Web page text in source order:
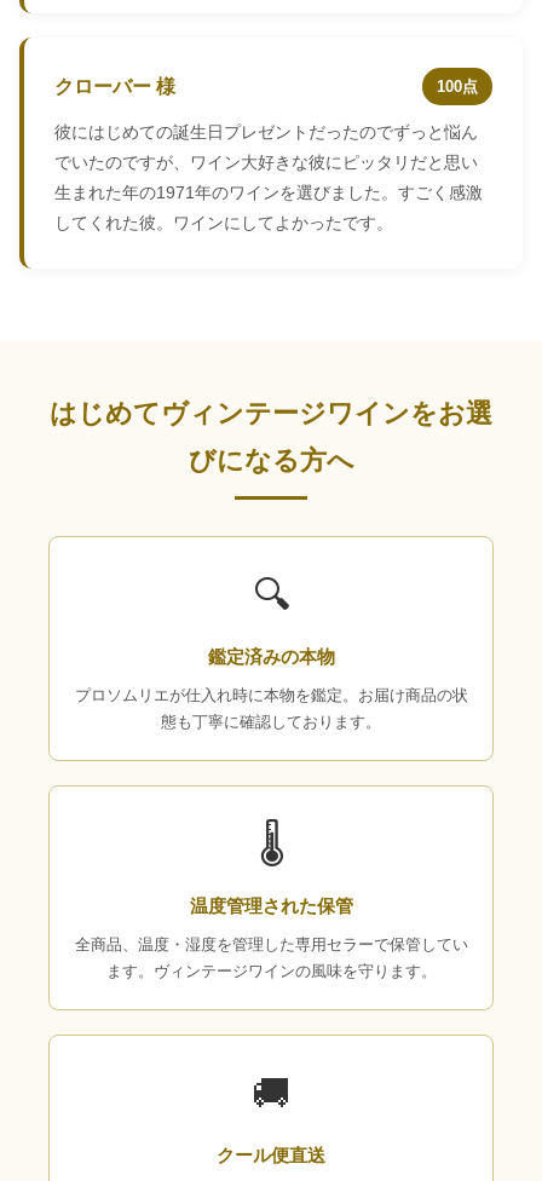
クローバー 様 100点
彼にはじめての誕生日プレゼントだったのでずっと悩ん
でいたのですが、ワイン大好きな彼にピッタリだと思い
生まれた年の1971年のワインを選びました。すごく感激
してくれた彼。ワインにしてよかったです。
はじめてヴィンテージワインをお選
びになる方へ
🔍
鑑定済みの本物
プロソムリエが仕入れ時に本物を鑑定。お届け商品の状
態も丁寧に確認しております。
🌡
温度管理された保管
全商品、温度・湿度を管理した専用セラーで保管してい
ます。ヴィンテージワインの風味を守ります。
🚚
クール便直送